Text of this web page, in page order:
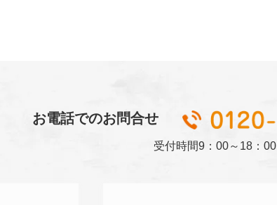
お電話でのお問合せ
受付時間9：00～18：00